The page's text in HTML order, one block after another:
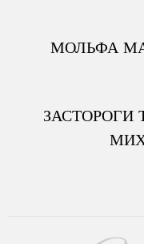
МОЛЬФА
ЗАСТОРОГИ